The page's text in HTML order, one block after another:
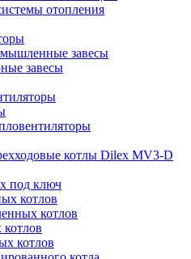
отопления
завесы
завесы
котлы Dilex MV3-D
под ключ
котлов
котлов
котлов